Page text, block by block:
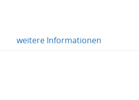
weitere Informationen